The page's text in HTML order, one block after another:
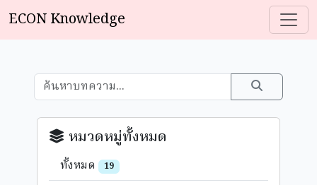
ECON Knowledge
หมวดหมู่ทั้งหมด
ทั้งหมด 19